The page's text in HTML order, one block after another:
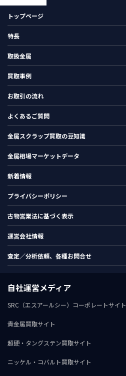
トップページ
特長
取扱金属
買取事例
お取引の流れ
よくあるご質問
金属スクラップ買取の豆知識
金属相場マーケットデータ
新着情報
プライバシーポリシー
古物営業法に基づく表示
運営会社情報
査定／分析依頼、各種お問合せ
自社運営メディア
SRC（エスアールシー）コーポレートサイト
貴金属買取サイト
超硬・タングステン買取サイト
ニッケル・コバルト買取サイト